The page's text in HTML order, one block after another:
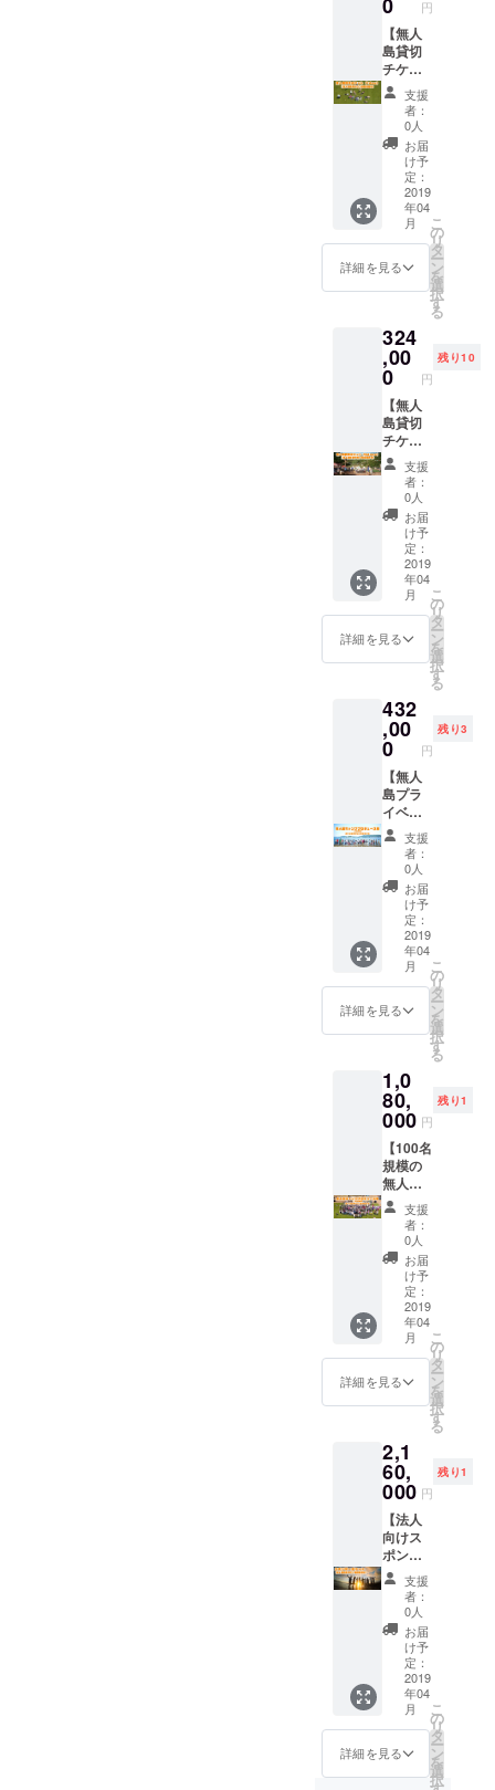
達は海
から。
食材は
持ち込
みませ
ん。 ●
親子
キャン
プ、
ファミ
リー
キャン
プ● 無
人島と
いう環
で、
ハード
なこと
はしな
いキャ
ンプ。
BBQし
たり、
釣りを
した
り、火
起こし
体験を
した
り。
ゆっく
りとし
た時間
ただき
ます。
●始まり
の開発
キャン
プ● 無
人島の
開発の
キック
オフ
キャン
プで
す。み
んなで
流木
アート
した
り、土
んだ
り、島
という
資源を
使いな
がらこ
の島を
楽しみ
ましょ
う！ ＜
全キャ
ンプ共
通Q&A
＞ ・開
催はい
つごろ
になり
ますか
の土日
開催を
予定し
ていま
す。具
体的な
日程に
ついて
は支援
してい
ただい
た方々
と調整
しなが
ら決定
いたし
ます。
・悪天
催はい
つごろ
になり
ますか
2019年
4月～5
月の間
の土日
開催を
予定し
ていま
す。具
体的な
日程に
ついて
た方々
と調整
しなが
ら決定
いたし
ます。
・悪天
候の場
合どう
なりま
すか 地
ノ島へ
渡船が
出る限
りは開
催いた
しま
す。渡
は野外
活動が
不可と
スタッ
フが判
断した
場合は
延期と
なりま
す。 ・
キャン
プにア
ウトド
ア備品
は付属
します
か テン
ト、コ
ど、最
低限の
アウト
ドア用
品は全
て貸与
します
のでご
安心く
ださ
い。 ・
他に必
要な費
用はあ
ります
か 現地
までの
交通費
駅）、
渡船代
（2000
円）が
必要で
す。
寝袋（5
名
分）・
BBQコ
ンロ
（６名
用） ・
炭、着
火剤、
トング
・ター
プ（日
差しを
避ける
為
に）・
クー
ボック
ス ・釣
りセッ
ト（5名
分）・
イタリ
アン
BBQ食
材夕食
分（5名
用）
得意な
のは1〜
2分程度
の
ショー
トムー
ビー。
キャン
プイベ
ントや
自然の
中での
撮影が
好き。
1日の撮
影で、5
分程度
ビーま
で、こ
のリ
ターン
では可
能で
す。 そ
れ以上
の案件
に関し
ては事
前にご
相談く
ださ
い。
ポート
フォリ
オはコ
チラ
https://li
feplayin
tessi.m
yportfol
io.com/
videogr
aphy ※
和歌山
県から
撮影地
までの
交通費
は別途
支給い
ただき
ます
円
【無人
島貸切
チケッ
ト（一
日）＋
無人島
開発サ
ロン参
加権
（１年
分）】
ぼくら
が開発
した無
人島の
フィー
一日貸
し切っ
てイベ
ントや
デイ
キャン
プの開
催が可
能で
す。 通
常20万
円の価
格のと
ころ、
クラウ
ドファ
ンディ
ング限
定価格
でご提
POINT
＞ ・
500mほ
どにま
たがっ
て広が
る砂浜
・和歌
山随一
と言わ
れる、
透明度
の高い
海 ・
1000名
以上収
容可能
な堤防
の中の
平坦な
ドア
フィー
ルド ・
発電機
などを
手配し
電力を
使用し
た企画
の開催
も可能
・機材
を持ち
込んだ
音楽企
画、ド
リンク
ブース
等を設
置し
ティも
可能 ※
クラウ
ドファ
ンディ
ングで
お申し
込み
後、別
途お申
込み用
紙など
を記載
いただ
く必要
があり
ますの
で、改
めてご
連絡を
支援
者：
0人
お届
け予
定：
2019
年04
月
詳細を見る
こ
の
リ
タ
ー
ン
を
選
択
す
る
324
,00
0 円
残り10
【無人
島貸切
チケッ
ト（二
日）＋
無人島
開発サ
ロン参
加権
（１年
分）】
ぼくら
が開発
した無
人島の
フィー
二日間
貸し
切って
イベン
トや
キャン
プの開
催が可
能で
す。 通
常40万
円の価
格のと
ころ、
クラウ
ドファ
ンディ
ング限
定価格
でご提
POINT
＞ ・
500mほ
どにま
たがっ
て広が
る砂浜
・和歌
山随一
と言わ
れる、
透明度
の高い
1000名
以上収
容可能
な堤防
の中の
平坦な
ドア
フィー
ルド ・
発電機
などを
手配し
電力を
使用し
た企画
の開催
も可能
・機材
を持ち
込んだ
音楽企
画、ド
リンク
ブース
等を設
置し
支援
者：
0人
お届
け予
定：
2019
年04
月
詳細を見る
こ
の
リ
タ
ー
ン
を
選
択
す
る
432
,00
0 円
残り3
【無人
島プラ
イベー
トキャ
ンプの
プロ
デュー
ス権＋
無人島
開発サ
ロン参
加権
（１年
分）】
30名迄
のキャ
プロ
デュー
ス！ １
泊２日
分の地
ノ島
フィー
ルドの
専有利
用権 各
種アウ
トドア
用品の
レンタ
ルが必
要な分
付属し
ま
す。・
テン
袋・
BBQコ
ンロ ・
炭、着
火剤、
トング
・日よ
けター
プ・
クー
ラー
ボック
ス ・釣
りセッ
ト ※無
人島開
発サロ
ン参加
権は代
表者お
支援
者：
0人
お届
け予
定：
2019
年04
月
詳細を見る
こ
の
リ
タ
ー
ン
を
選
択
す
る
1,0
80,
000 円
残り1
【100名
規模の
無人島
キャン
プをプ
デュー
ス＋無
人島開
発サロ
ン参加
権（１
年
分）】
１泊２
日分の
フィー
ルドの
専有利
用権 各
種アウ
トドア
用品の
レンタ
ルが必
要な分
付属し
す。・
テン
ト・寝
袋・
BBQコ
ンロ ・
炭、着
火剤、
支援
者：
0人
お届
け予
定：
2019
年04
月
詳細を見る
こ
の
リ
タ
ー
ン
を
選
択
す
る
2,1
60,
000 円
残り1
【法人
向けス
ポン
サーチ
ケット
＋無人
島開発
サロン
参加権
（１年
分）】
無人島
を使っ
て企業
様のプ
ロモー
支援
者：
0人
お届
け予
定：
2019
年04
月
詳細を見る
こ
の
リ
タ
ー
ン
を
選
択